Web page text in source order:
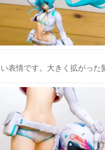
表情です。大きく拡がった